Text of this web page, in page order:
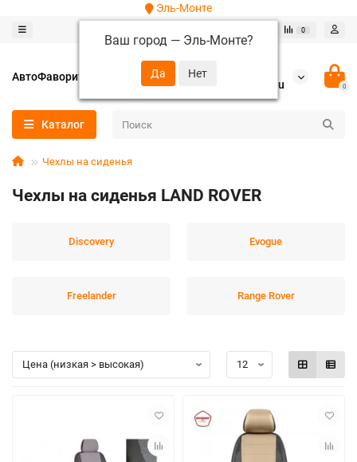
Эль-Монте
Ваш город — Эль-Монте?
0
АвтоФаворит
+7 (952) 288-64-62
autofavorit-spb@yandex.ru
0
Каталог
Чехлы на сиденья
Чехлы на сиденья LAND ROVER
Discovery Evogue
Freelander Range Rover